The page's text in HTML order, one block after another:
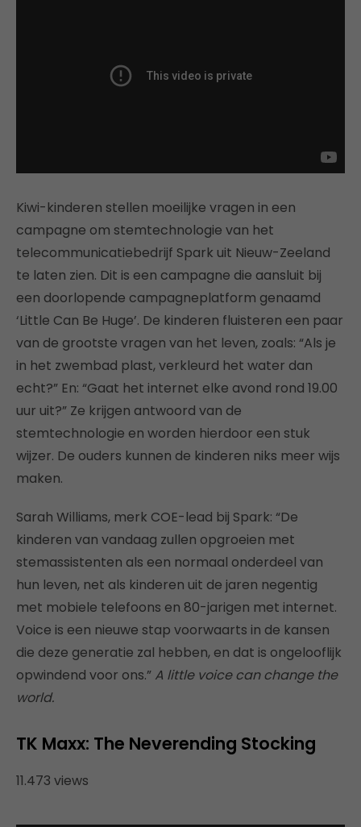
Kiwi-kinderen stellen moeilijke vragen in een
campagne om stemtechnologie van het
telecommunicatiebedrijf Spark uit Nieuw-Zeeland
te laten zien. Dit is een campagne die aansluit bij
een doorlopende campagneplatform genaamd
‘Little Can Be Huge’. De kinderen fluisteren een paar
van de grootste vragen van het leven, zoals: “Als je
in het zwembad plast, verkleurd het water dan
echt?” En: “Gaat het internet elke avond rond 19.00
uur uit?” Ze krijgen antwoord van de
stemtechnologie en worden hierdoor een stuk
wijzer. De ouders kunnen de kinderen niks meer wijs
maken.
Sarah Williams, merk COE-lead bij Spark: “De
kinderen van vandaag zullen opgroeien met
stemassistenten als een normaal onderdeel van
hun leven, net als kinderen uit de jaren negentig
met mobiele telefoons en 80-jarigen met internet.
Voice is een nieuwe stap voorwaarts in de kansen
die deze generatie zal hebben, en dat is ongelooflijk
opwindend voor ons.” A little voice can change the
world.
TK Maxx: The Neverending Stocking
11.473 views